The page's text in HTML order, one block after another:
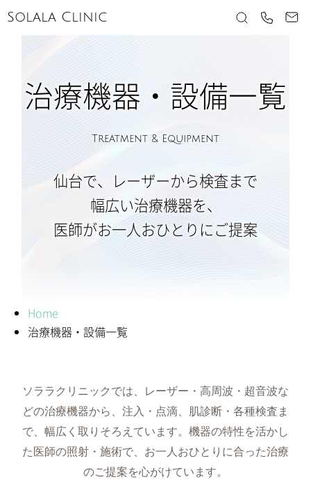
Solala Clinic
Home
治療機器・設備一覧
治療機器・設備一覧
Treatment & Equipment
仙台で、レーザーから検査まで
幅広い治療機器を、
医師がお一人おひとりにご提案
ソララクリニックでは、レーザー・高周波・超音波な
どの治療機器から、注入・点滴、肌診断・各種検査ま
で、幅広く取りそろえています。機器の特性を活かし
た医師の照射・施術で、お一人おひとりに合った治療
のご提案を心がけています。